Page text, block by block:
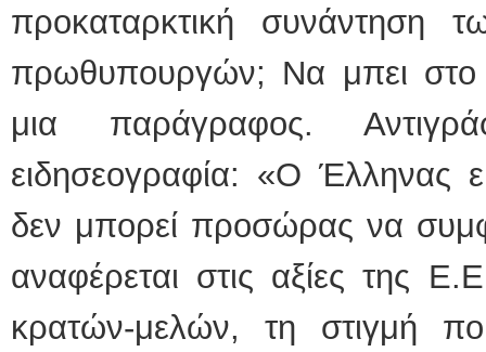
προκαταρκτική
πρωθυπουργών; Να μπει στο
μια παράγραφος.
ειδησεογραφία: «Ο
δεν μπορεί προσώρας να
αναφέρεται στις αξίες της
κρατών-μελών, τη στιγμή